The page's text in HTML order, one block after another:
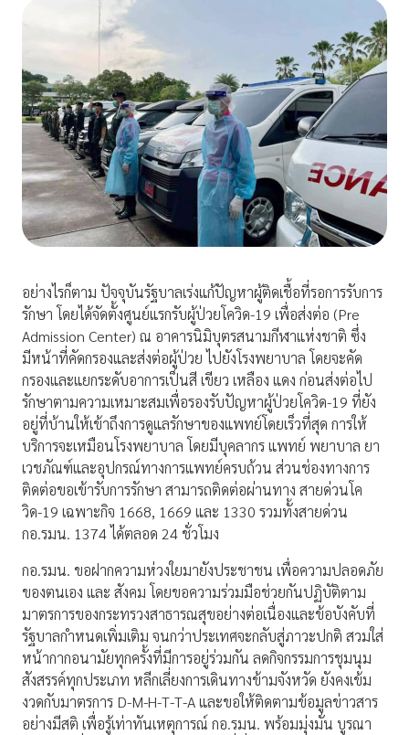
อย่างไรก็ตาม ปัจจุบันรัฐบาลเร่งแก้ปัญหาผู้ติดเชื้อที่รอการรับการ
รักษา โดยได้จัดตั้งศูนย์แรกรับผู้ป่วยโควิด-19 เพื่อส่งต่อ (Pre
Admission Center) ณ อาคารนิมิบุตรสนามกีฬาแห่งชาติ ซึ่ง
มีหน้าที่คัดกรองและส่งต่อผู้ป่วย ไปยังโรงพยาบาล โดยจะคัด
กรองและแยกระดับอาการเป็นสี เขียว เหลือง แดง ก่อนส่งต่อไป
รักษาตามความเหมาะสมเพื่อรองรับปัญหาผู้ป่วยโควิด-19 ที่ยัง
อยู่ที่บ้านให้เข้าถึงการดูแลรักษาของแพทย์โดยเร็วที่สุด การให้
บริการจะเหมือนโรงพยาบาล โดยมีบุคลากร แพทย์ พยาบาล ยา
เวชภัณฑ์และอุปกรณ์ทางการแพทย์ครบถ้วน ส่วนช่องทางการ
ติดต่อขอเข้ารับการรักษา สามารถติดต่อผ่านทาง สายด่วนโค
วิด-19 เฉพาะกิจ 1668, 1669 และ 1330 รวมทั้งสายด่วน
กอ.รมน. 1374 ได้ตลอด 24 ชั่วโมง
กอ.รมน. ขอฝากความห่วงใยมายังประชาชน เพื่อความปลอดภัย
ของตนเอง และ สังคม โดยขอความร่วมมือช่วยกันปฏิบัติตาม
มาตรการของกระทรวงสาธารณสุขอย่างต่อเนื่องและข้อบังคับที่
รัฐบาลกำหนดเพิ่มเติม จนกว่าประเทศจะกลับสู่ภาวะปกติ สวมใส่
หน้ากากอนามัยทุกครั้งที่มีการอยู่ร่วมกัน ลดกิจกรรมการชุมนุม
สังสรรค์ทุกประเภท หลีกเลี่ยงการเดินทางข้ามจังหวัด ยังคงเข้ม
งวดกับมาตรการ D-M-H-T-T-A และขอให้ติดตามข้อมูลข่าวสาร
อย่างมีสติ เพื่อรู้เท่าทันเหตุการณ์ กอ.รมน. พร้อมมุ่งมั่น บูรณา